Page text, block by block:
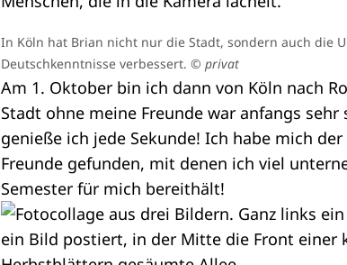
In Köln hat Brian nicht nur die Stadt, sondern auch die
Deutschkenntnisse verbessert. © privat
Am 1. Oktober bin ich dann von Köln nach
Stadt ohne meine Freunde war anfangs
genieße ich jede Sekunde! Ich habe mich
Freunde gefunden, mit denen ich viel
Semester für mich bereithält!